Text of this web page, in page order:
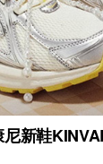
新鞋